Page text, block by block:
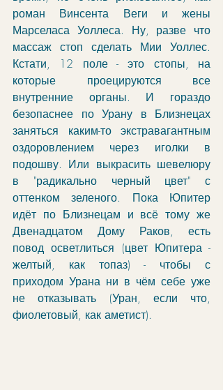
роман Винсента Веги и жены
Марселаса Уоллеса. Ну, разве что
массаж стоп сделать Мии Уоллес.
Кстати, 12 поле - это стопы, на
которые проецируются все
внутренние органы. И гораздо
безопаснее по Урану в Близнецах
заняться каким-то экстравагантным
оздоровлением через иголки в
подошву. Или выкрасить шевелюру
в "радикально черный цвет" с
оттенком зеленого. Пока Юпитер
идёт по Близнецам и всё тому же
Двенадцатом Дому Раков, есть
повод осветлиться (цвет Юпитера -
желтый, как топаз) - чтобы с
приходом Урана ни в чём себе уже
не отказывать (Уран, если что,
фиолетовый, как аметист).